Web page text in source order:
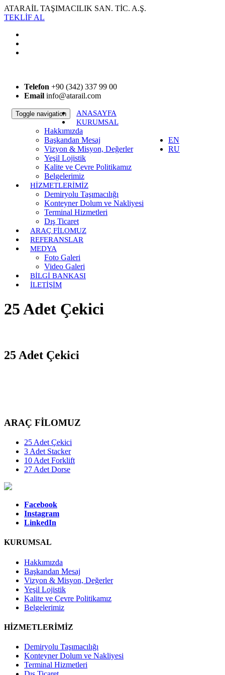
ATARAİL TAŞIMACILIK SAN. TİC. A.Ş.
TEKLİF AL
Telefon +90 (342) 337 99 00
Email info@atarail.com
EN
RU
Toggle navigation
ANASAYFA
KURUMSAL
Hakkımızda
Başkandan Mesaj
Vizyon & Misyon, Değerler
Yeşil Lojistik
Kalite ve Çevre Politikamız
Belgelerimiz
HİZMETLERİMİZ
Demiryolu Taşımacılığı
Konteyner Dolum ve Nakliyesi
Terminal Hizmetleri
Dış Ticaret
ARAÇ FİLOMUZ
REFERANSLAR
MEDYA
Foto Galeri
Video Galeri
BİLGİ BANKASI
İLETİŞİM
25 Adet Çekici
25 Adet Çekici
ARAÇ FİLOMUZ
25 Adet Çekici
3 Adet Stacker
10 Adet Forklift
27 Adet Dorse
Facebook
Instagram
LinkedIn
KURUMSAL
Hakkımızda
Başkandan Mesaj
Vizyon & Misyon, Değerler
Yeşil Lojistik
Kalite ve Çevre Politikamız
Belgelerimiz
HİZMETLERİMİZ
Demiryolu Taşımacılığı
Konteyner Dolum ve Nakliyesi
Terminal Hizmetleri